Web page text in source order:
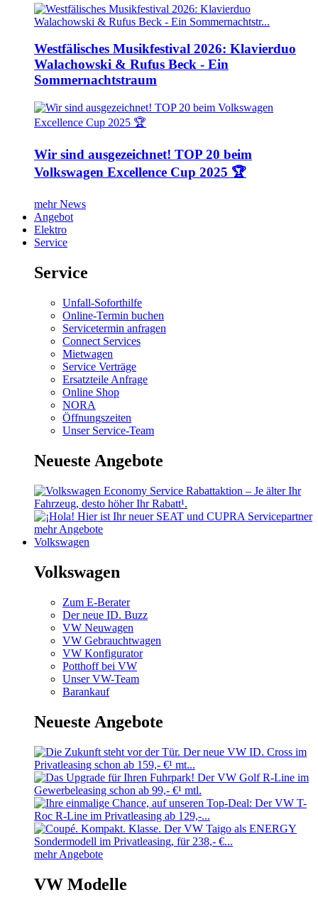
Westfälisches Musikfestival 2026: Klavierduo
Walachowski & Rufus Beck - Ein
Sommernachtstraum
Wir sind ausgezeichnet! TOP 20 beim
Volkswagen Excellence Cup 2025 🏆
mehr News
Angebot
Elektro
Service
Service
Unfall-Soforthilfe
Online-Termin buchen
Servicetermin anfragen
Connect Services
Mietwagen
Service Verträge
Ersatzteile Anfrage
Online Shop
NORA
Öffnungszeiten
Unser Service-Team
Neueste Angebote
mehr Angebote
Volkswagen
Volkswagen
Zum E-Berater
Der neue ID. Buzz
VW Neuwagen
VW Gebrauchtwagen
VW Konfigurator
Potthoff bei VW
Unser VW-Team
Barankauf
Neueste Angebote
mehr Angebote
VW Modelle